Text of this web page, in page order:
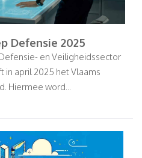
Defensie 2025
en Veiligheidssector
in april 2025 het Vlaams
Hiermee word...